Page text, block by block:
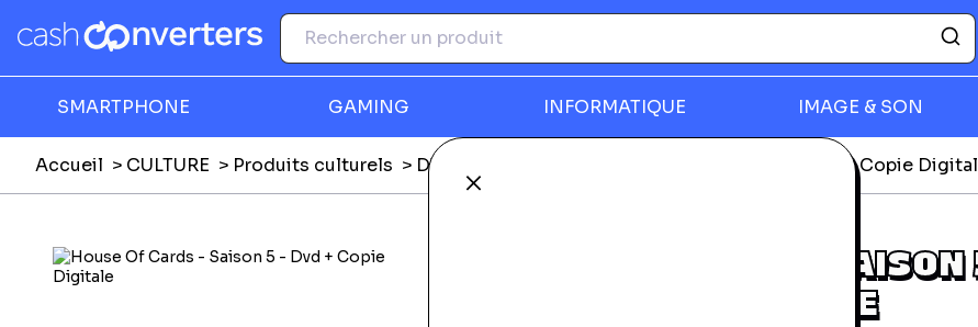
SMARTPHONE GAMING INFORMATIQUE IMAGE & SON
Fermer
Accueil CULTURE Produits culturels DVD, Blu-ray House Of Cards - Saison 5 - Dvd + Copie
HOUSE OF CARDS -
DVD + COPIE DIGITALE